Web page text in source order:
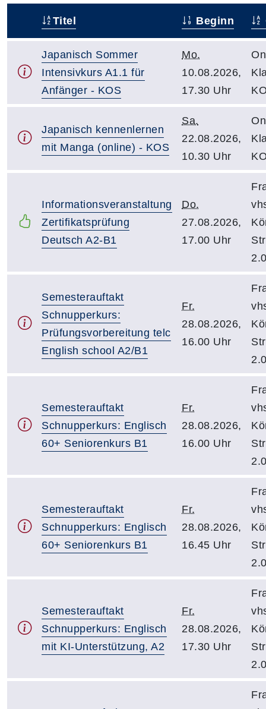
Titel Beginn
Japanisch Sommer
Intensivkurs A1.1 für
Anfänger - KOS
Mo.
10.08.2026,
17.30 Uhr
Japanisch kennenlernen
mit Manga (online) - KOS
Sa.
22.08.2026,
10.30 Uhr
Informationsveranstaltung
Zertifikatsprüfung
Deutsch A2-B1
Do.
27.08.2026,
17.00 Uhr
Semesterauftakt
Schnupperkurs:
Prüfungsvorbereitung telc
English school A2/B1
Fr.
28.08.2026,
16.00 Uhr
Semesterauftakt
Schnupperkurs: Englisch
60+ Seniorenkurs B1
Fr.
28.08.2026,
16.00 Uhr
Semesterauftakt
Schnupperkurs: Englisch
60+ Seniorenkurs B1
Fr.
28.08.2026,
16.45 Uhr
Semesterauftakt
Schnupperkurs: Englisch
mit KI-Unterstützung, A2
Fr.
28.08.2026,
17.30 Uhr